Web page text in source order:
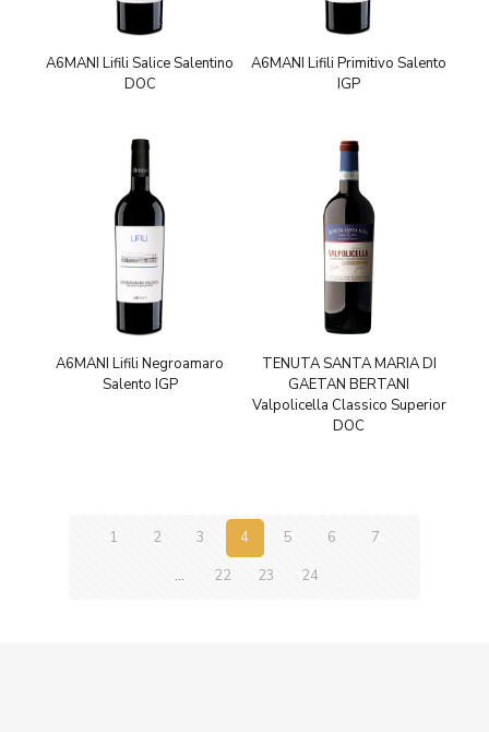
A6MANI Lifili Salice Salentino
DOC
A6MANI Lifili Primitivo Salento
IGP
A6MANI Lifili Negroamaro
Salento IGP
TENUTA SANTA MARIA DI
GAETAN BERTANI
Valpolicella Classico Superior
DOC
1 2 3 4 5 6
7
…
22 23 24